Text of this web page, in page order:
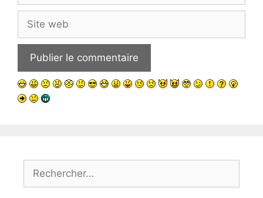
Site
web
Rechercher :